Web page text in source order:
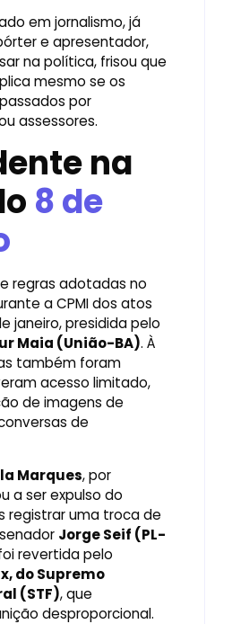
em jornalismo, já
e apresentador,
na política, frisou que
mesmo se os
por
assessores.
na
8 de
regras adotadas no
a CPMI dos atos
janeiro, presidida pelo
Maia (União-BA). À
também foram
acesso limitado,
de imagens de
de
Marques, por
a ser expulso do
registrar uma troca de
Jorge Seif (PL-
revertida pelo
do Supremo
(STF), que
desproporcional.